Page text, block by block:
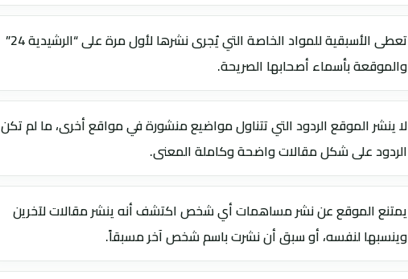
تعطى الأسبقية للمواد الخاصة التي يُجرى نشرها لأول مرة على “الرشيدية 24”
والموقعة بأسماء أصحابها الصريحة.
لا ينشر الموقع الردود التي تتناول مواضيع منشورة في مواقع أخرى، ما لم تكن
الردود على شكل مقالات واضحة وكاملة المعنى.
يمتنع الموقع عن نشر مساهمات أي شخص اكتشف أنه ينشر مقالات لآخرين
وينسبها لنفسه، أو سبق أن نشرت باسم شخص آخر مسبقاً.